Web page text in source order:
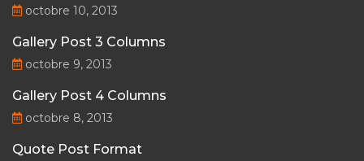
octobre 10, 2013
Gallery Post 3 Columns
octobre 9, 2013
Gallery Post 4 Columns
octobre 8, 2013
Quote Post Format